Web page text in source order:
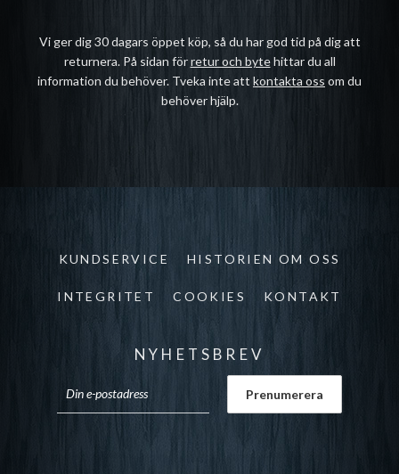
Vi ger dig 30 dagars öppet köp, så du har god tid på dig att
returnera. På sidan förretur och bytehittar du all
information du behöver. Tveka inte att kontakta oss om du
behöver hjälp.
KUNDSERVICE HISTORIEN OM OSS
INTEGRITET COOKIES KONTAKT
NYHETSBREV